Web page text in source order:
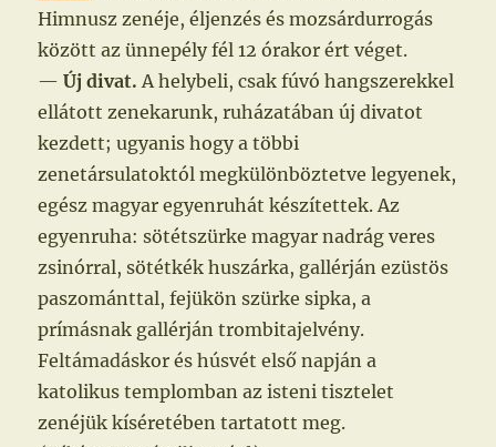
Himnusz zenéje, éljenzés és mozsárdurrogás
között az ünnepély fél 12 órakor ért véget.
—Új divat. A helybeli, csak fúvó hangszerekkel
ellátott zenekarunk, ruházatában új divatot
kezdett; ugyanis hogy a többi
zenetársulatoktól megkülönböztetve legyenek,
egész magyar egyenruhát készítettek. Az
egyenruha: sötétszürke magyar nadrág veres
zsinórral, sötétkék huszárka, gallérján ezüstös
paszománttal, fejükön szürke sipka, a
prímásnak gallérján trombitajelvény.
Feltámadáskor és húsvét első napján a
katolikus templomban az isteni tisztelet
zenéjük kíséretében tartatott meg.